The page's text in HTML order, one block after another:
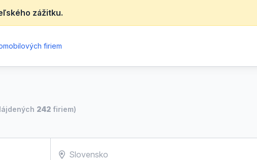
zážitku.
firiem
242 firiem)